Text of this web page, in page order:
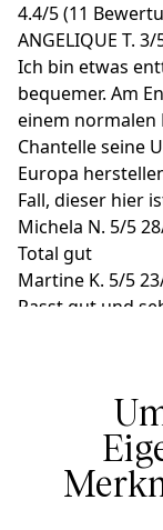
4.4/5(11
ANGELIQUE T. 3/
Ich bin etwas
bequemer. Am
einem normalen
Chantelle seine
Europa
Fall, dieser hier
Michela N. 5/5
Total gut
Martine K. 5/5
Passt gut und
absolute Klasse!
4/5 18/
Guter Halt